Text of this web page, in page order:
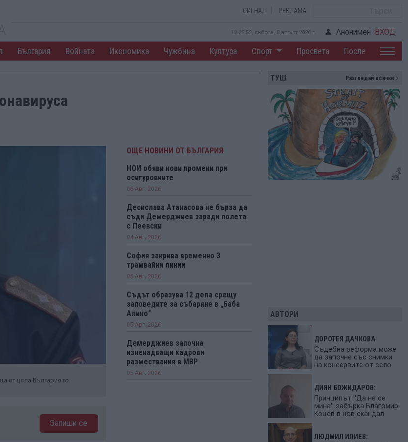
СИГНАЛ РЕКЛАМА
12:25:52, събота, 8 август 2026 г. Анонимен ВХОД
България Войната Икономика Чужбина Култура Спорт Просвета После
от цяла България го
Запиши се
ОЩЕ НОВИНИ ОТ БЪЛГАРИЯ
НОИ обяви нови промени при
осигуровките
06 Авг. 2026
Десислава Атанасова не бърза да
съди Демерджиев заради полета
с Пеевски
04 Авг. 2026
София закрива временно 3
трамвайни линии
05 Авг. 2026
Съдът образува 12 дела срещу
заповедите за събаряне в „Баба
Алино“
05 Авг. 2026
Демерджиев започна
изненадващи кадрови
размествания в МВР
05 Авг. 2026
ТУШ Разгледай всички
АВТОРИ
ДОРОТЕЯ ДАЧКОВА:
Съдебна реформа може
да започне със снимки
на консервите от село
ДИЯН БОЖИДАРОВ:
Принципът "Да не се
мина" забърка Благомир
Коцев в нов скандал
ЛЮДМИЛ ИЛИЕВ: